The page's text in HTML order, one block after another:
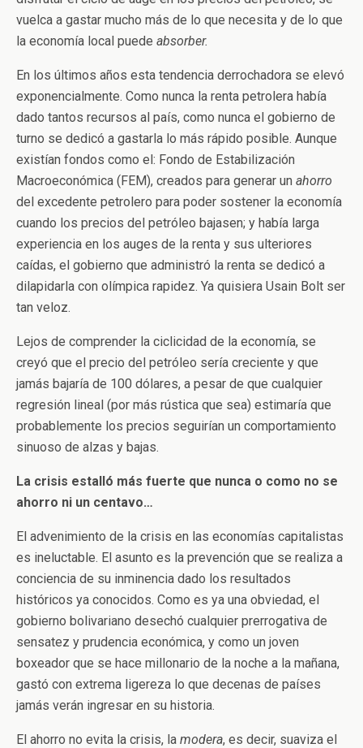
vuelca a gastar mucho más de lo que necesita y de lo que
la economía local puede absorber.
En los últimos años esta tendencia derrochadora se elevó
exponencialmente. Como nunca la renta petrolera había
dado tantos recursos al país, como nunca el gobierno de
turno se dedicó a gastarla lo más rápido posible. Aunque
existían fondos como el: Fondo de Estabilización
Macroeconómica (FEM), creados para generar un ahorro
del excedente petrolero para poder sostener la economía
cuando los precios del petróleo bajasen; y había larga
experiencia en los auges de la renta y sus ulteriores
caídas, el gobierno que administró la renta se dedicó a
dilapidarla con olímpica rapidez. Ya quisiera Usain Bolt ser
tan veloz.
Lejos de comprender la ciclicidad de la economía, se
creyó que el precio del petróleo sería creciente y que
jamás bajaría de 100 dólares, a pesar de que cualquier
regresión lineal (por más rústica que sea) estimaría que
probablemente los precios seguirían un comportamiento
sinuoso de alzas y bajas.
La crisis estalló más fuerte que nunca o como no se
ahorro ni un centavo…
El advenimiento de la crisis en las economías capitalistas
es ineluctable. El asunto es la prevención que se realiza a
conciencia de su inminencia dado los resultados
históricos ya conocidos. Como es ya una obviedad, el
gobierno bolivariano desechó cualquier prerrogativa de
sensatez y prudencia económica, y como un joven
boxeador que se hace millonario de la noche a la mañana,
gastó con extrema ligereza lo que decenas de países
jamás verán ingresar en su historia.
El ahorro no evita la crisis, la modera, es decir, suaviza el